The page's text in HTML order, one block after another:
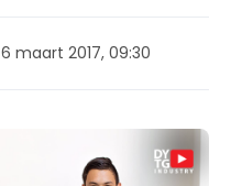
6 maart 2017, 09:30